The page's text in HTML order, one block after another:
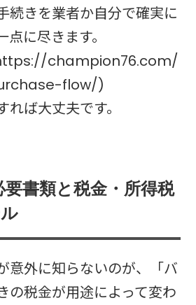
続きを業者か自分で確実に
に尽きます。
champion76.com/
flow/)
ば大丈夫です。
書類と税金・所得税
意外に知らないのが、「バ
の税金が用途によって変わ